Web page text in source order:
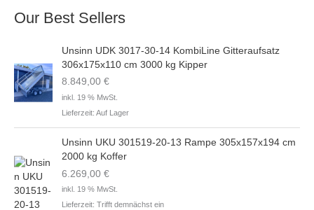
Our Best Sellers
Unsinn UDK 3017-30-14 KombiLine Gitteraufsatz
306x175x110 cm 3000 kg Kipper
8.849,00€
inkl. 19 % MwSt.
Lieferzeit:Auf Lager
Unsinn UKU 301519-20-13 Rampe 305x157x194 cm
2000 kg Koffer
6.269,00€
inkl. 19 % MwSt.
Lieferzeit:Trifft demnächst ein